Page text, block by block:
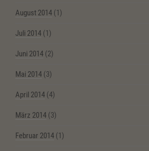
August 2014 (1)
Juli 2014 (1)
Juni 2014 (2)
Mai 2014 (3)
April 2014 (4)
März 2014 (3)
Februar 2014 (1)